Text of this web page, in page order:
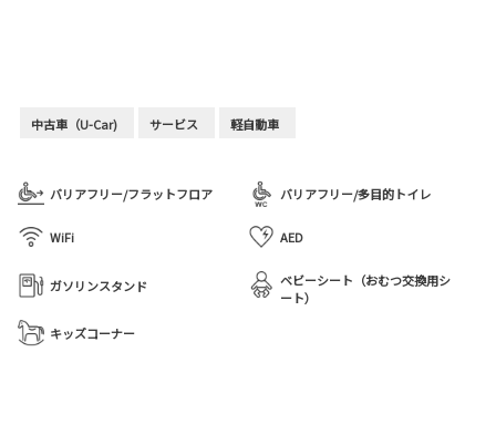
中古車（U-Car) サービス 軽自動車
バリアフリー/フラットフロア バリアフリー/多目的トイレ
WiFi AED
ガソリンスタンド
ベビーシート（おむつ交換用シ
ート）
キッズコーナー